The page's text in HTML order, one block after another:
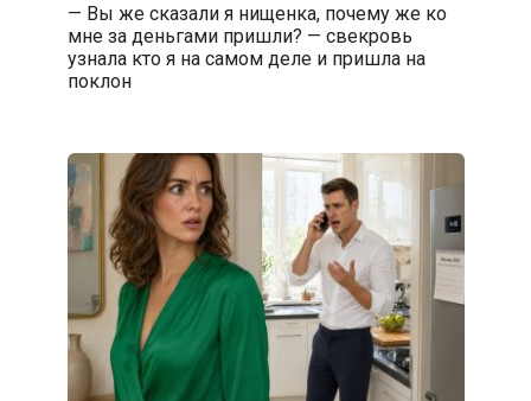
— Вы же сказали я нищенка, почему же ко
мне за деньгами пришли? — свекровь
узнала кто я на самом деле и пришла на
поклон